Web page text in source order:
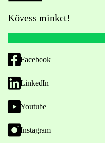
Kövess minket!
Facebook
LinkedIn
Youtube
Instagram